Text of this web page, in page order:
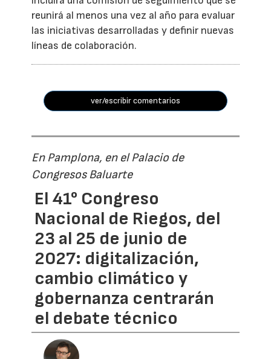
reunirá al menos una vez al año para evaluar
las iniciativas desarrolladas y definir nuevas
líneas de colaboración.
ver/escribir comentarios
En Pamplona, en el Palacio de
Congresos Baluarte
El 41° Congreso
Nacional de Riegos, del
23 al 25 de junio de
2027: digitalización,
cambio climático y
gobernanza centrarán
el debate técnico